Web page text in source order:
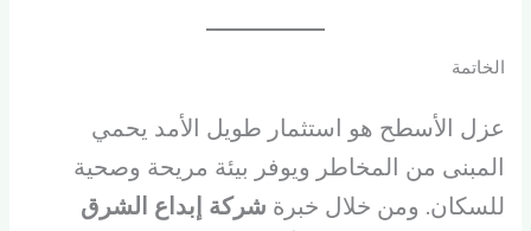
الخاتمة
عزل الأسطح هو استثمار طويل الأمد يحمي
المبنى من المخاطر ويوفر بيئة مريحة وصحية
للسكان. ومن خلال خبرة شركة إبداع الشرق